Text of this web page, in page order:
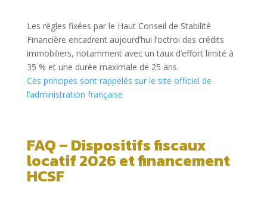
Les règles fixées par le Haut Conseil de Stabilité
Financière encadrent aujourd’hui l’octroi des crédits
immobiliers, notamment avec un taux d’effort limité à
35 % et une durée maximale de 25 ans.
Ces principes sont rappelés sur le site officiel de
l’administration française
FAQ – Dispositifs fiscaux
locatif 2026 et financement
HCSF